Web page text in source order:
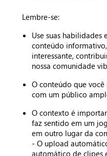
Lembre-se:
Use suas
conteúdo
interessante,
nossa comunidade
O conteúdo que
com um público
O contexto é
faz sentido em um
em outro lugar da
- O upload
automático de clipes